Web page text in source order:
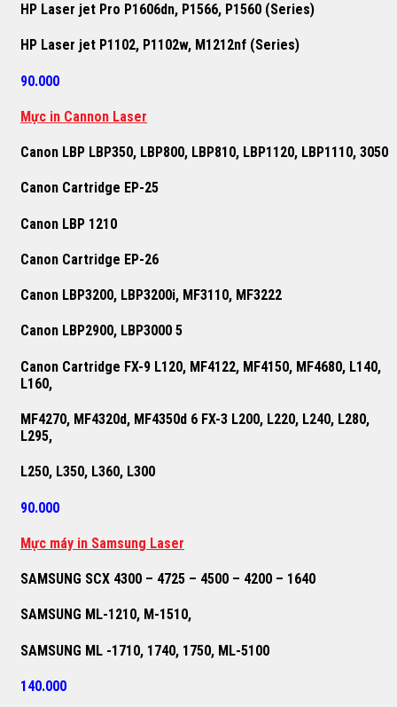
HP Laser jet Pro P1606dn, P1566, P1560 (Series)
HP Laser jet P1102, P1102w, M1212nf (Series)
90.000
Mực in Cannon Laser
Canon LBP LBP350, LBP800, LBP810, LBP1120, LBP1110, 3050
Canon Cartridge EP-25
Canon LBP 1210
Canon Cartridge EP-26
Canon LBP3200, LBP3200i, MF3110, MF3222
Canon LBP2900, LBP3000 5
Canon Cartridge FX-9 L120, MF4122, MF4150, MF4680, L140,
L160,
MF4270, MF4320d, MF4350d 6 FX-3 L200, L220, L240, L280,
L295,
L250, L350, L360, L300
90.000
Mực máy in Samsung Laser
SAMSUNG SCX 4300 – 4725 – 4500 – 4200 – 1640
SAMSUNG ML-1210, M-1510,
SAMSUNG ML -1710, 1740, 1750, ML-5100
140.000